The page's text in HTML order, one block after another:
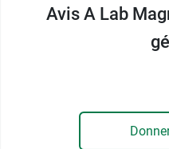
Magnésium
fonctions
régulation ionique
l’influx nerveux et la
Avis A Lab